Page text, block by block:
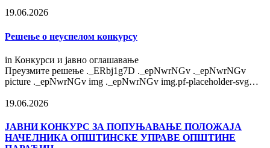
19.06.2026
Решење о неуспелом конкурсу
in Конкурси и јавно оглашавање
Преузмите решење ._ERbj1g7D ._epNwrNGv ._epNwrNGv
picture ._epNwrNGv img ._epNwrNGv img.pf-placeholder-svg…
19.06.2026
ЈАВНИ КОНКУРС ЗА ПОПУЊАВАЊЕ ПОЛОЖАЈА
НАЧЕЛНИКА ОПШТИНСКЕ УПРАВЕ ОПШТИНЕ